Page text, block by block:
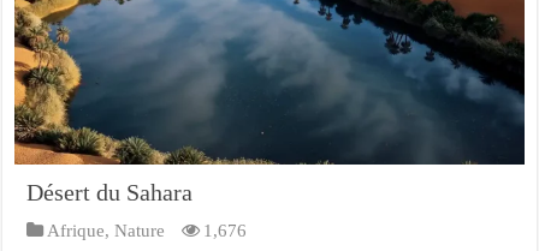
Désert du Sahara
Afrique,Nature 1,676